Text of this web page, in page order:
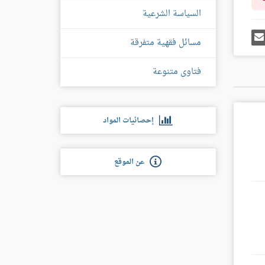
إرسل
إيميل
السياسة الشرعية
مسائل فقهية متفرقة
فتاوى متنوعة
إحصائيات المواد
عن الموقع